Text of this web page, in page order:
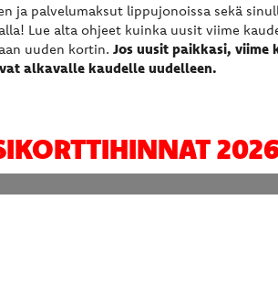
ja palvelumaksut lippujonoissa sekä
Lue alta ohjeet kuinka uusit viime
uuden kortin. Jos uusit paikkasi,
alkavalle kaudelle uudelleen.